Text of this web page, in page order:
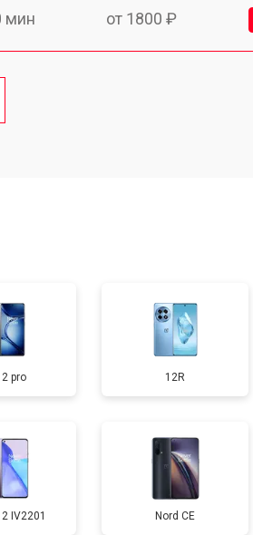
мин от 1800 ₽
мин от 2700 ₽
мин от 950 ₽
мин от 1750 ₽
мин от 3200 ₽
pro 12R
IV2201 Nord CE